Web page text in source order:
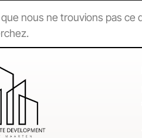
nous ne trouvions pas ce